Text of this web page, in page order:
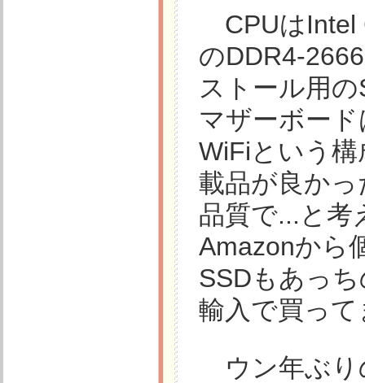
CPUはIntel
のDDR4-
ストール用
マザーボー
WiFiという
載品が良か
品質で...と考
Amazonから
SSDもあっ
輸入で買って
ウン年ぶり